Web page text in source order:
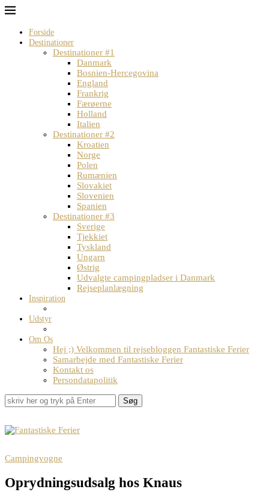
Forside
Destinationer
Destinationer #1
Danmark
Bosnien-Hercegovina
England
Frankrig
Færøerne
Holland
Italien
Destinationer #2
Kroatien
Norge
Polen
Rumænien
Slovakiet
Slovenien
Spanien
Destinationer #3
Sverige
Tjekkiet
Tyskland
Ungarn
Østrig
Udvalgte campingpladser i Danmark
Rejseplanlægning
Inspiration
Udstyr
Om Os
Hej ;) Velkommen til rejsebloggen Fantastiske Ferier
Samarbejde med Fantastiske Ferier
Kontakt os
Persondatapolitik
Søg
Campingvogne
Oprydningsudsalg hos Knaus